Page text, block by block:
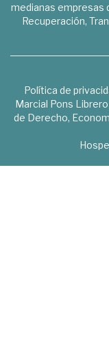
medianas empresas
Recuperación,
Política de
Marcial Pons
de Derecho,